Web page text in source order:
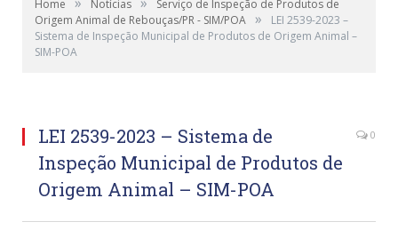
Home Notícias
Serviço de Inspeção de Produtos de
Origem Animal de Rebouças/PR - SIM/POA »
LEI 2539-2023 –
Sistema de Inspeção Municipal de Produtos de Origem Animal –
SIM-POA
LEI 2539-2023 – Sistema de
Inspeção Municipal de Produtos de
Origem Animal – SIM-POA
0